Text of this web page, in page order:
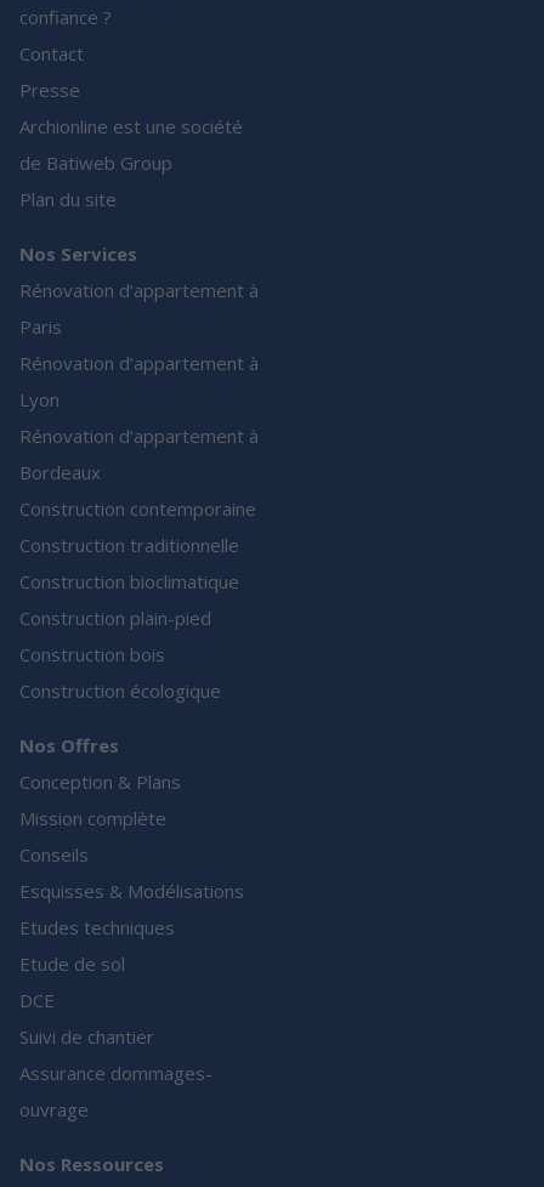
confiance ?
Contact
Presse
Archionline est une société
de Batiweb Group
Plan du site
Nos Services
Rénovation d’appartement à
Paris
Rénovation d’appartement à
Lyon
Rénovation d’appartement à
Bordeaux
Construction contemporaine
Construction traditionnelle
Construction bioclimatique
Construction plain-pied
Construction bois
Construction écologique
Nos Offres
Conception & Plans
Mission complète
Conseils
Esquisses & Modélisations
Etudes techniques
Etude de sol
DCE
Suivi de chantier
Assurance dommages-
ouvrage
Nos Ressources